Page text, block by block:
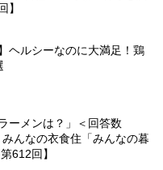
】
ヘルシーなのに大満足！鶏
ーメンは？」＜回答数
んなの衣食住「みんなの暮
612回】